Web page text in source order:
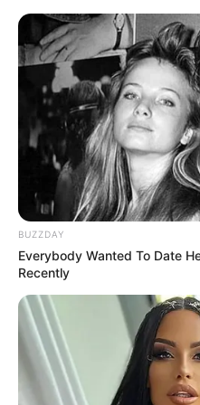
W archeologii
dozwolone.
„Kaczogród. Carl
Majów”
Krystian Śmietański 31
BUZZDAY
Everybody Wanted To Date
Recently